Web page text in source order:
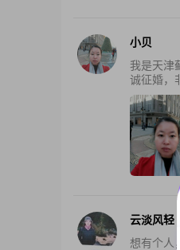
小贝
我是天津
诚征婚，
云淡风轻
想有个人